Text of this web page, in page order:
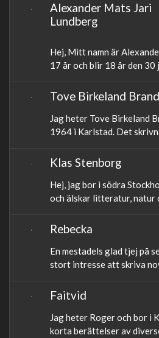
Alexander Mats Jari
Lundberg
Hej, Mitt namn är
17 år och blir 18 år den 30
Tove Birkeland
Jag heter Tove Birkeland
1964 i Karlstad. Det
Klas Stenborg
Hej, jag bor i södra
och älskar litteratur, natur
Rebecka
En mestadels glad tjej på
stort intresse att skriva
Faitvid
Jag heter Roger och bor i
korta berättelser av